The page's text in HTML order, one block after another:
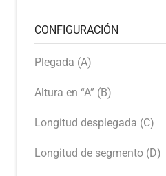
CONFIGURACIÓN
Plegada (A)
Altura en “A” (B)
Longitud desplegada (C)
Longitud de segmento (D)